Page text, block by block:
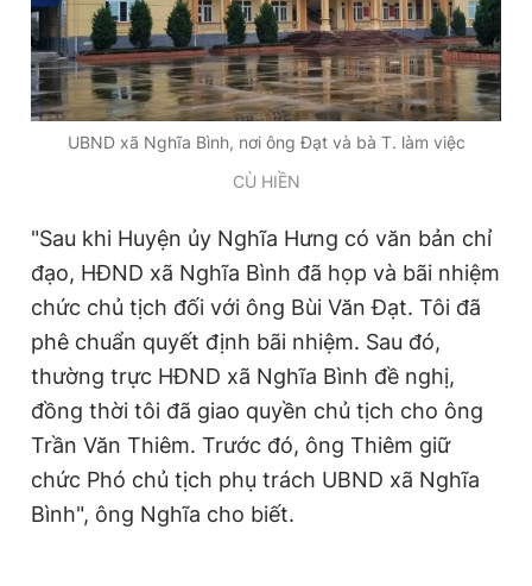
0906 645 777 0908 780 404
Đặt báo Quảng cáo RSS Tòa soạn Chính sách bảo
Tổng biên tập: Nguyễn Ngọc Toàn
Phó tổng biên tập thường trực: Hải Thành
Phó tổng biên tập: Lâm Hiếu Dũng
Phó tổng biên tập: Trần Việt Hưng
Giấy phép xuất bản số 110/GP - BTTTT cấp ngày 24.3.2020
© 2003-2026 Bản quyền thuộc về Báo Thanh Niên. Cấm sao
bản. Phát triển bởi ePi Technologies, JSC.
UBND xã Nghĩa Bình, nơi ông Đạt và bà T. làm việc
CÙ HIỀN
"Sau khi Huyện ủy Nghĩa Hưng có văn bản chỉ
đạo, HĐND xã Nghĩa Bình đã họp và bãi nhiệm
chức chủ tịch đối với ông Bùi Văn Đạt. Tôi đã
phê chuẩn quyết định bãi nhiệm. Sau đó,
thường trực HĐND xã Nghĩa Bình đề nghị,
đồng thời tôi đã giao quyền chủ tịch cho ông
Trần Văn Thiêm. Trước đó, ông Thiêm giữ
chức Phó chủ tịch phụ trách UBND xã Nghĩa
Bình", ông Nghĩa cho biết.